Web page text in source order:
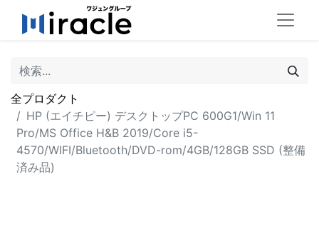
全プロダクト
HP (エイチピー) デスクトップPC 600G1/Win 11
Pro/MS Office H&B 2019/Core i5-
4570/WIFI/Bluetooth/DVD-rom/4GB/128GB SSD (整備
済み品)